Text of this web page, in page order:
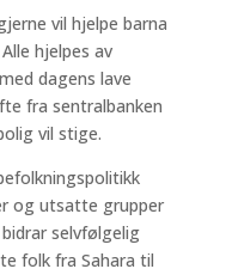
vil hjelpe barna
hjelpes av
dagens lave
fra sentralbanken
vil stige.
og utsatte grupper
selvfølgelig
folk fra Sahara til